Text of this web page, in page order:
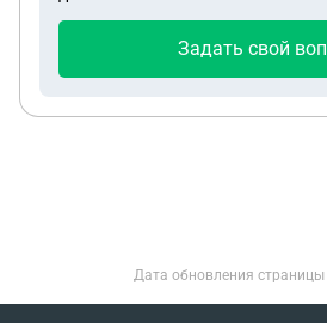
ее закрывает, но тут подходят
подстрелили и грозят
привита и простерелизованна.
должны ли мы платить такую
Задать свой
Дата обновления страницы